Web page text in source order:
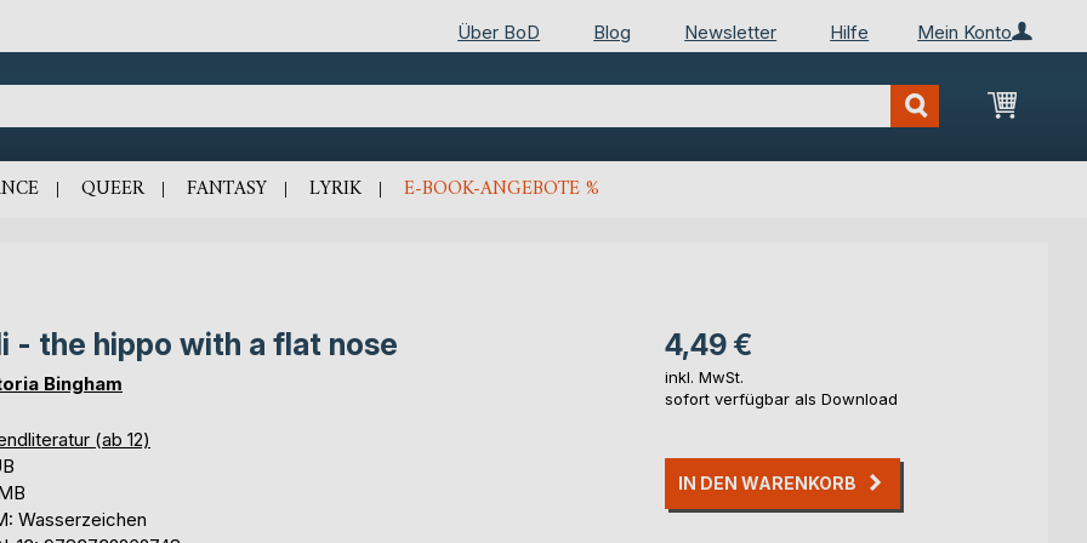
Mein Konto
Über BoD Blog Newsletter Hilfe
Mein
QUEER FANTASY LYRIK E-BOOK-ANGEBOTE %
- the hippo with a flat nose
Bingham
(ab 12)
Wasserzeichen
4,49 €
inkl. MwSt.
sofort verfügbar als Download
IN DEN WARENKORB